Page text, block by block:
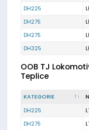
DH225
DH275
DH275
DH325
OOB TJ
Teplice
KATEGORIE
DH225
DH275